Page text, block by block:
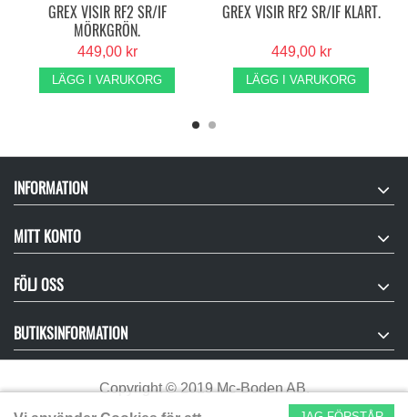
GREX VISIR RF2 SR/IF
MÖRKGRÖN.
449,00 kr
LÄGG I VARUKORG
GREX VISIR RF2 SR/IF KLART.
449,00 kr
LÄGG I VARUKORG
INFORMATION
MITT KONTO
FÖLJ OSS
BUTIKSINFORMATION
Copyright©2019 Mc-Boden AB.